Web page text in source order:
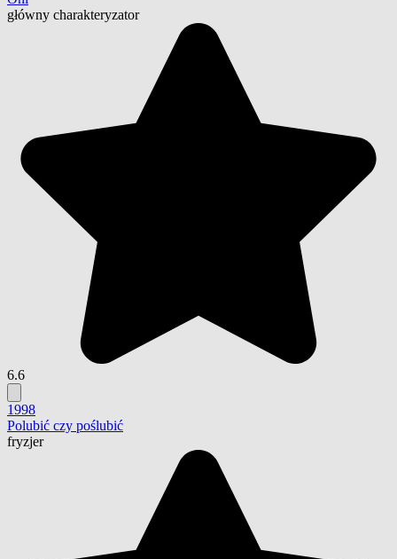
główny charakteryzator
6.6
1998
Polubić czy poślubić
fryzjer